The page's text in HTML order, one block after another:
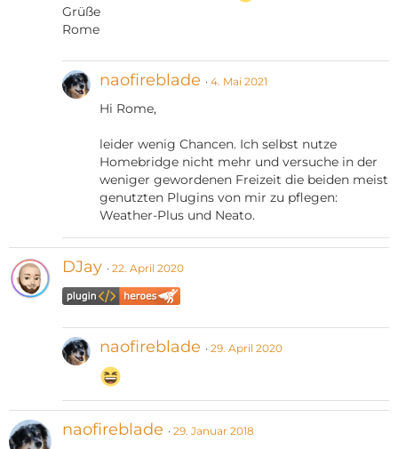
Grüße
Rome
naofireblade 4. Mai 2021
Hi Rome,
leider wenig Chancen. Ich selbst nutze
Homebridge nicht mehr und versuche in der
weniger gewordenen Freizeit die beiden meist
genutzten Plugins von mir zu pflegen:
Weather-Plus und Neato.
DJay 22. April 2020
naofireblade 29. April 2020
naofireblade 29. Januar 2018